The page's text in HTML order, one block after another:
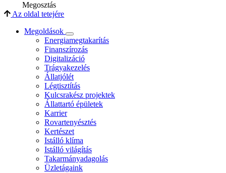
Megosztás
Az oldal tetejére
Megoldások
Energiamegtakarítás
Finanszírozás
Digitalizáció
Trágyakezelés
Állatjólét
Légtisztítás
Kulcsrakész projektek
Állattartó épületek
Karrier
Rovartenyésztés
Kertészet
Istálló klíma
Istálló világítás
Takarmányadagolás
Üzletágaink